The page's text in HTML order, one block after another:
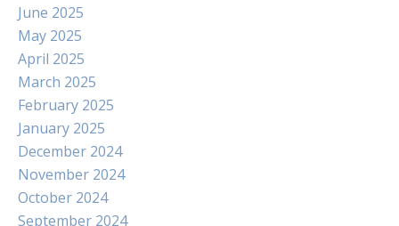
June 2025
May 2025
April 2025
March 2025
February 2025
January 2025
December 2024
November 2024
October 2024
September 2024